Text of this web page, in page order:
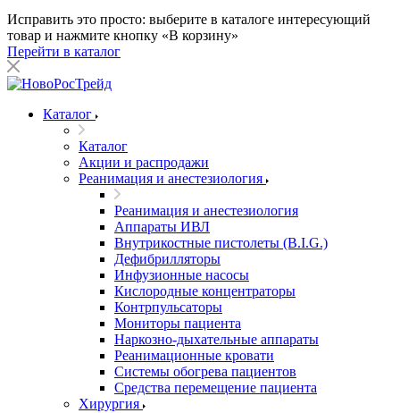
Исправить это просто: выберите в каталоге интересующий
товар и нажмите кнопку «В корзину»
Перейти в каталог
Каталог
Каталог
Акции и распродажи
Реанимация и анестезиология
Реанимация и анестезиология
Аппараты ИВЛ
Внутрикостные пистолеты (B.I.G.)
Дефибрилляторы
Инфузионные насосы
Кислородные концентраторы
Контрпульсаторы
Мониторы пациента
Наркозно-дыхательные аппараты
Реанимационные кровати
Системы обогрева пациентов
Средства перемещение пациента
Хирургия